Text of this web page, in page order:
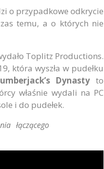
o przypadkowe odkrycie
temu, a o których nie
Toplitz Productions.
która wyszła w pudełku
Dynasty to
właśnie wydali na PC
i do pudełek.
łączącego